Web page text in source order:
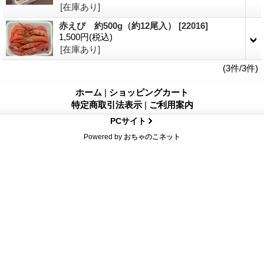
[在庫あり]
赤えび 約500g（約12尾入） [22016]
1,500円(税込)
[在庫あり]
(3件/3件)
ホーム | ショッピングカート
特定商取引法表示 | ご利用案内
PCサイト
Powered by おちゃのこネット